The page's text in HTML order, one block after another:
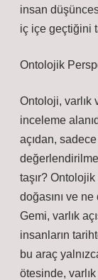
insan
iç içe geçtiğini
Ontolojik
Ontoloji, varlık
inceleme
açıdan,
taşır?
doğasını ve
Gemi, varlık
insanların
bu araç
ötesinde,